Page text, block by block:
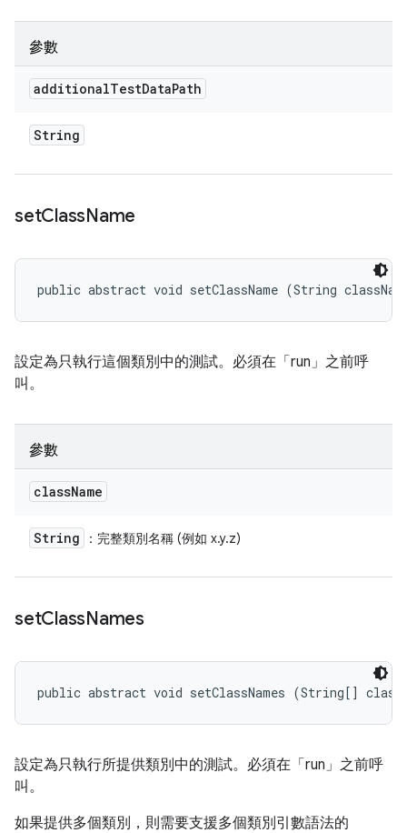
參數
additionalTestDataPath
String
setClassName
public abstract void setClassName (String
設定為只執行這個類別中的測試。必須在「run」之前呼
叫。
參數
className
String ：完整類別名稱 (例如 x.y.z)
setClassNames
public abstract void setClassNames (String[]
設定為只執行所提供類別中的測試。必須在「run」之前呼
叫。
如果提供多個類別，則需要支援多個類別引數語法的